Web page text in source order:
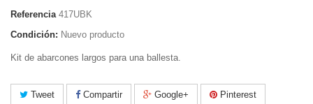
Referencia 417UBK
Condición: Nuevo producto
Kit de abarcones largos para una ballesta.
Tweet Compartir Google+ Pinterest